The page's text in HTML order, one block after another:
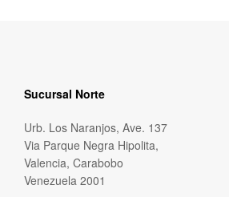
Sucursal Norte
Urb. Los Naranjos, Ave. 137
Via Parque Negra Hipolita,
Valencia, Carabobo
Venezuela 2001